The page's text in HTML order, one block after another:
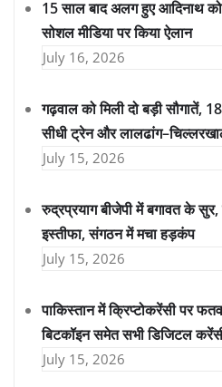
15 साल बाद अलग हुए आदिनाथ
सोशल मीडिया पर किया ऐलान
July 16, 2026
गढ़वाल को मिली दो बड़ी सौगातें,
सीधी ट्रेन और
July 15, 2026
रुद्रप्रयाग बीजेपी में बगावत के सुर,
इस्तीफा, संगठन में मचा हड़कंप
July 15, 2026
पाकिस्तान में क्रिप्टोकरेंसी पर
बिटकॉइन समेत सभी डिजिटल
July 15, 2026